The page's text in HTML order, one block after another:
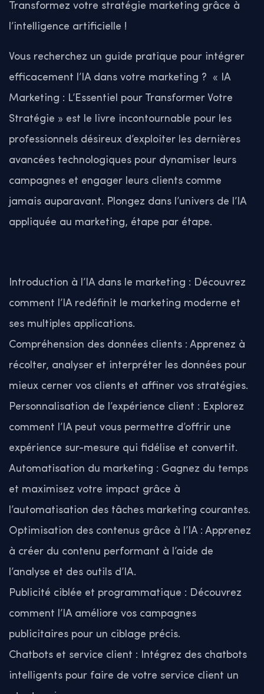
Transformez votre stratégie marketing grâce à
l’intelligence artificielle !
Vous recherchez un guide pratique pour intégrer
efficacement l’IA dans votre marketing ? « IA
Marketing : L’Essentiel pour Transformer Votre
Stratégie » est le livre incontournable pour les
professionnels désireux d’exploiter les dernières
avancées technologiques pour dynamiser leurs
campagnes et engager leurs clients comme
jamais auparavant. Plongez dans l’univers de l’IA
appliquée au marketing, étape par étape.
Introduction à l’IA dans le marketing : Découvrez
comment l’IA redéfinit le marketing moderne et
ses multiples applications.
Compréhension des données clients : Apprenez à
récolter, analyser et interpréter les données pour
mieux cerner vos clients et affiner vos stratégies.
Personnalisation de l’expérience client : Explorez
comment l’IA peut vous permettre d’offrir une
expérience sur-mesure qui fidélise et convertit.
Automatisation du marketing : Gagnez du temps
et maximisez votre impact grâce à
l’automatisation des tâches marketing courantes.
Optimisation des contenus grâce à l’IA : Apprenez
à créer du contenu performant à l’aide de
l’analyse et des outils d’IA.
Publicité ciblée et programmatique : Découvrez
comment l’IA améliore vos campagnes
publicitaires pour un ciblage précis.
Chatbots et service client : Intégrez des chatbots
intelligents pour faire de votre service client un